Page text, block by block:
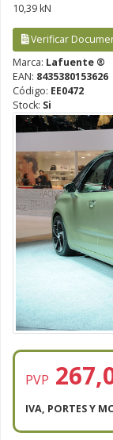
10,39 kN
Verificar
Marca: Lafuente ®
EAN: 8435380153626
Código: EE0472
Stock: Si
PVP
IVA, PORTES Y